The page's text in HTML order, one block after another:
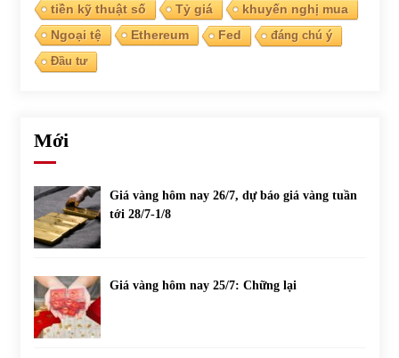
tiền kỹ thuật số
Tỷ giá
khuyến nghị mua
Ngoại tệ
Ethereum Fed
đáng chú ý
Đầu tư
Mới
Giá vàng hôm nay 26/7, dự báo giá vàng tuần
tới 28/7-1/8
Giá vàng hôm nay 25/7: Chững lại